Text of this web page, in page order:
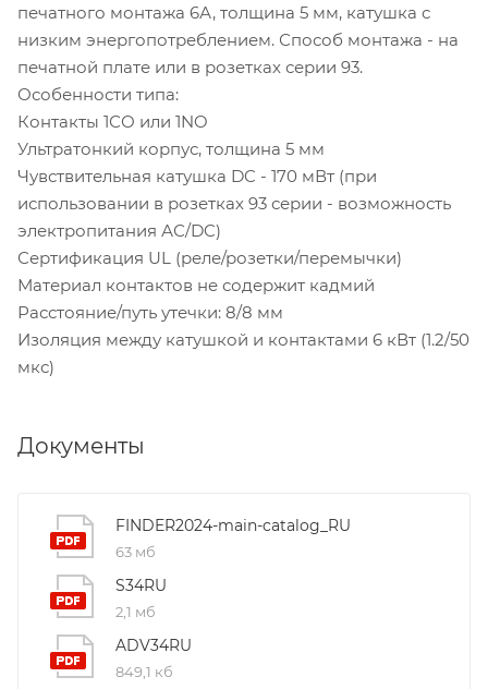
печатного монтажа 6А, толщина 5 мм, катушка с
низким энергопотреблением. Способ монтажа - на
печатной плате или в розетках серии 93.
Особенности типа:
Контакты 1СО или 1NO
Ультратонкий корпус, толщина 5 мм
Чувствительная катушка DC - 170 мВт (при
использовании в розетках 93 серии - возможность
электропитания АС/DC)
Сертификация UL (реле/розетки/перемычки)
Материал контактов не содержит кадмий
Расстояние/путь утечки: 8/8 мм
Изоляция между катушкой и контактами 6 кВт (1.2/50
мкс)
Документы
FINDER2024-main-catalog_RU
63 мб
S34RU
2,1 мб
ADV34RU
849,1 кб